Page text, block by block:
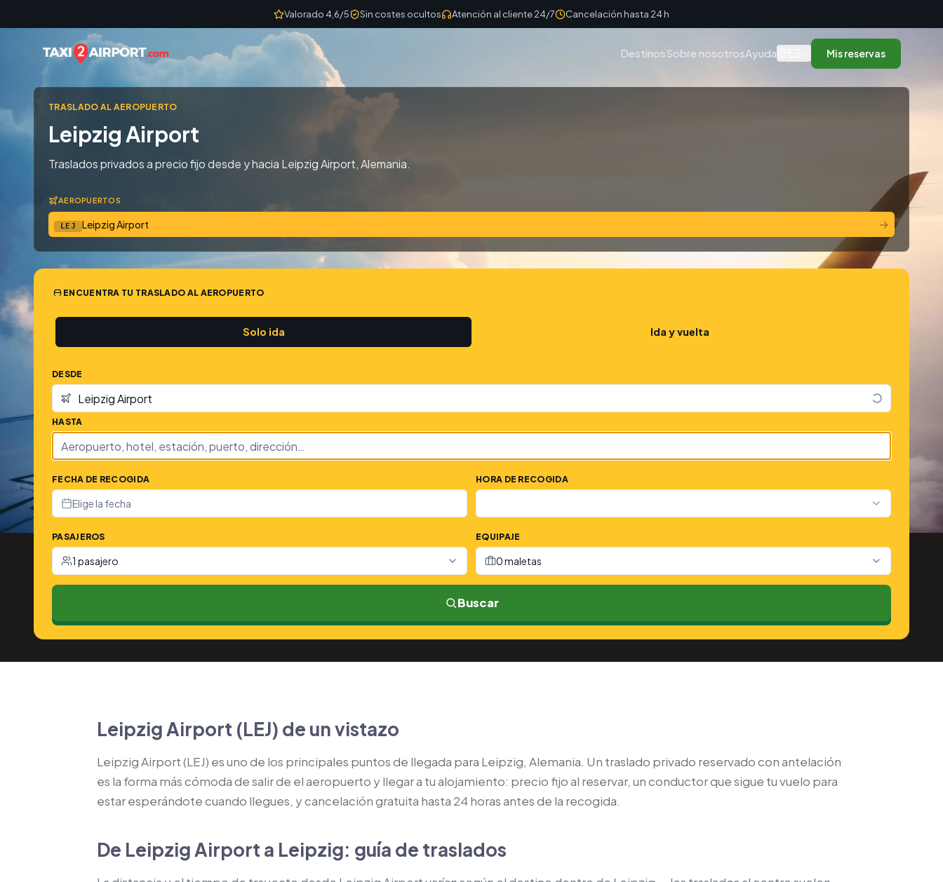
Valorado 4,6/5 Sin costes ocultos Atención al cliente 24/7 Cancelación hasta 24 h
DestinosSobre nosotrosAyuda Mis reservas
TRASLADO AL AEROPUERTO
Leipzig Airport
Traslados privados a precio fijo desde y hacia Leipzig Airport, Alemania.
AEROPUERTOS
LEJ Leipzig Airport →
ENCUENTRA TU TRASLADO AL AEROPUERTO
Solo ida Ida y vuelta
DESDE
HASTA
FECHA DE RECOGIDA
Elige la fecha
HORA DE RECOGIDA
PASAJEROS
1 pasajero
EQUIPAJE
0 maletas
Buscar
Leipzig Airport (LEJ) de un vistazo
Leipzig Airport (LEJ) es uno de los principales puntos de llegada para Leipzig, Alemania. Un traslado privado reservado con antelación
es la forma más cómoda de salir de el aeropuerto y llegar a tu alojamiento: precio fijo al reservar, un conductor que sigue tu vuelo para
estar esperándote cuando llegues, y cancelación gratuita hasta 24 horas antes de la recogida.
De Leipzig Airport a Leipzig: guía de traslados